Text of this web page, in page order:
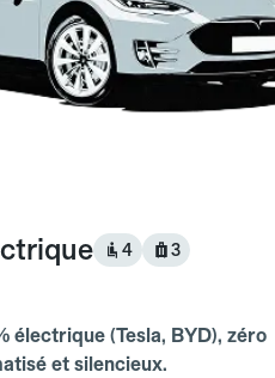
4 3
électrique (Tesla, BYD), zéro
et silencieux.